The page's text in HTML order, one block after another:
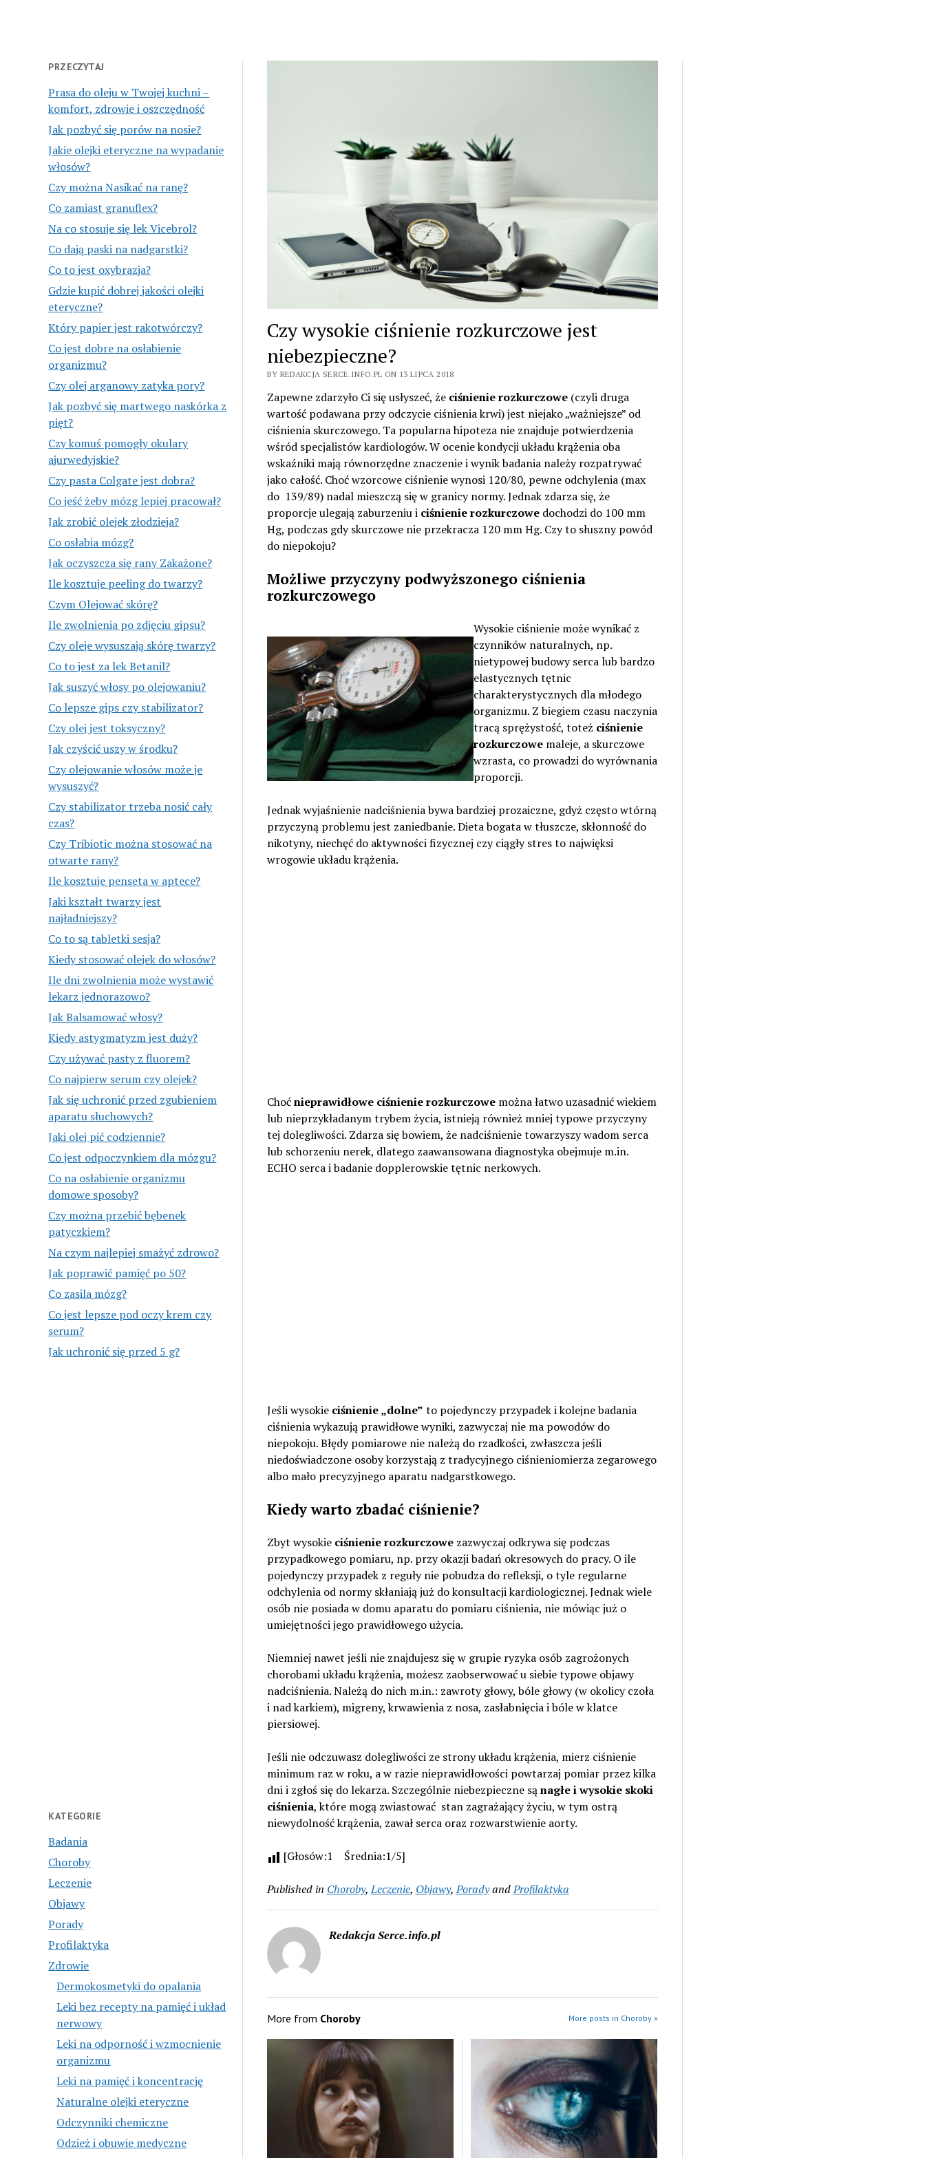
PRZECZYTAJ
Prasa do oleju w Twojej kuchni –
komfort, zdrowie i oszczędność
Jak pozbyć się porów na nosie?
Jakie olejki eteryczne na wypadanie
włosów?
Czy można Nasikać na ranę?
Co zamiast granuflex?
Na co stosuje się lek Vicebrol?
Co dają paski na nadgarstki?
Co to jest oxybrazja?
Gdzie kupić dobrej jakości olejki
eteryczne?
Który papier jest rakotwórczy?
Co jest dobre na osłabienie
organizmu?
Czy olej arganowy zatyka pory?
Jak pozbyć się martwego naskórka z
pięt?
Czy komuś pomogły okulary
ajurwedyjskie?
Czy pasta Colgate jest dobra?
Co jeść żeby mózg lepiej pracował?
Jak zrobić olejek złodzieja?
Co osłabia mózg?
Jak oczyszcza się rany Zakażone?
Ile kosztuje peeling do twarzy?
Czym Olejować skórę?
Ile zwolnienia po zdjęciu gipsu?
Czy oleje wysuszają skórę twarzy?
Co to jest za lek Betanil?
Jak suszyć włosy po olejowaniu?
Co lepsze gips czy stabilizator?
Czy olej jest toksyczny?
Jak czyścić uszy w środku?
Czy olejowanie włosów może je
wysuszyć?
Czy stabilizator trzeba nosić cały
czas?
Czy Tribiotic można stosować na
otwarte rany?
Ile kosztuje penseta w aptece?
Jaki kształt twarzy jest
najładniejszy?
Co to są tabletki sesja?
Kiedy stosować olejek do włosów?
Ile dni zwolnienia może wystawić
lekarz jednorazowo?
Jak Balsamować włosy?
Kiedy astygmatyzm jest duży?
Czy używać pasty z fluorem?
Co najpierw serum czy olejek?
Jak się uchronić przed zgubieniem
aparatu słuchowych?
Jaki olej pić codziennie?
Co jest odpoczynkiem dla mózgu?
Co na osłabienie organizmu
domowe sposoby?
Czy można przebić bębenek
patyczkiem?
Na czym najlepiej smażyć zdrowo?
Jak poprawić pamięć po 50?
Co zasila mózg?
Co jest lepsze pod oczy krem czy
serum?
Jak uchronić się przed 5 g?
KATEGORIE
Badania
Choroby
Leczenie
Objawy
Porady
Profilaktyka
Zdrowie
Dermokosmetyki do opalania
Leki bez recepty na pamięć i układ
nerwowy
Leki na odporność i wzmocnienie
organizmu
Leki na pamięć i koncentrację
Naturalne olejki eteryczne
Odczynniki chemiczne
Odzież i obuwie medyczne
Czy wysokie ciśnienie rozkurczowe jest
niebezpieczne?
BY REDAKCJA SERCE.INFO.PL ON 13 LIPCA 2018
Zapewne zdarzyło Ci się usłyszeć, że ciśnienie rozkurczowe(czyli druga
wartość podawana przy odczycie ciśnienia krwi) jest niejako „ważniejsze” od
ciśnienia skurczowego. Ta popularna hipoteza nie znajduje potwierdzenia
wśród specjalistów kardiologów. W ocenie kondycji układu krążenia oba
wskaźniki mają równorzędne znaczenie i wynik badania należy rozpatrywać
jako całość. Choć wzorcowe ciśnienie wynosi 120/80, pewne odchylenia (max
do 139/89) nadal mieszczą się w granicy normy. Jednak zdarza się, że
proporcje ulegają zaburzeniu i ciśnienie rozkurczowedochodzi do 100 mm
Hg, podczas gdy skurczowe nie przekracza 120 mm Hg. Czy to słuszny powód
do niepokoju?
Możliwe przyczyny podwyższonego ciśnienia
rozkurczowego
Wysokie ciśnienie może wynikać z
czynników naturalnych, np.
nietypowej budowy serca lub bardzo
elastycznych tętnic
charakterystycznych dla młodego
organizmu. Z biegiem czasu naczynia
tracą sprężystość, toteż ciśnienie
rozkurczowemaleje, a skurczowe
wzrasta, co prowadzi do wyrównania
proporcji.
Jednak wyjaśnienie nadciśnienia bywa bardziej prozaiczne, gdyż często wtórną
przyczyną problemu jest zaniedbanie. Dieta bogata w tłuszcze, skłonność do
nikotyny, niechęć do aktywności fizycznej czy ciągły stres to najwięksi
wrogowie układu krążenia.
Choćnieprawidłowe ciśnienie rozkurczowemożna łatwo uzasadnić wiekiem
lub nieprzykładanym trybem życia, istnieją również mniej typowe przyczyny
tej dolegliwości. Zdarza się bowiem, że nadciśnienie towarzyszy wadom serca
lub schorzeniu nerek, dlatego zaawansowana diagnostyka obejmuje m.in.
ECHO serca i badanie dopplerowskie tętnic nerkowych.
Jeśli wysokie ciśnienie „dolne” to pojedynczy przypadek i kolejne badania
ciśnienia wykazują prawidłowe wyniki, zazwyczaj nie ma powodów do
niepokoju. Błędy pomiarowe nie należą do rzadkości, zwłaszcza jeśli
niedoświadczone osoby korzystają z tradycyjnego ciśnieniomierza zegarowego
albo mało precyzyjnego aparatu nadgarstkowego.
Kiedy warto zbadać ciśnienie?
Zbyt wysokie ciśnienie rozkurczowezazwyczaj odkrywa się podczas
przypadkowego pomiaru, np. przy okazji badań okresowych do pracy. O ile
pojedynczy przypadek z reguły nie pobudza do refleksji, o tyle regularne
odchylenia od normy skłaniają już do konsultacji kardiologicznej. Jednak wiele
osób nie posiada w domu aparatu do pomiaru ciśnienia, nie mówiąc już o
umiejętności jego prawidłowego użycia.
Niemniej nawet jeśli nie znajdujesz się w grupie ryzyka osób zagrożonych
chorobami układu krążenia, możesz zaobserwować u siebie typowe objawy
nadciśnienia. Należą do nich m.in.: zawroty głowy, bóle głowy (w okolicy czoła
i nad karkiem), migreny, krwawienia z nosa, zasłabnięcia i bóle w klatce
piersiowej.
Jeśli nie odczuwasz dolegliwości ze strony układu krążenia, mierz ciśnienie
minimum raz w roku, a w razie nieprawidłowości powtarzaj pomiar przez kilka
dni i zgłoś się do lekarza. Szczególnie niebezpieczne sąnagłe i wysokie skoki
ciśnienia, które mogą zwiastować stan zagrażający życiu, w tym ostrą
niewydolność krążenia, zawał serca oraz rozwarstwienie aorty.
[Głosów:1 Średnia:1/5]
Published in Choroby,Leczenie, Objawy,PoradyandProfilaktyka
Redakcja Serce.info.pl
More from Choroby More posts in Choroby »